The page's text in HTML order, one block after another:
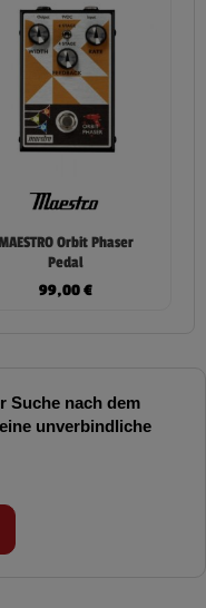
Orbit Phaser
Pedal
99,00€
Suche nach dem
unverbindliche